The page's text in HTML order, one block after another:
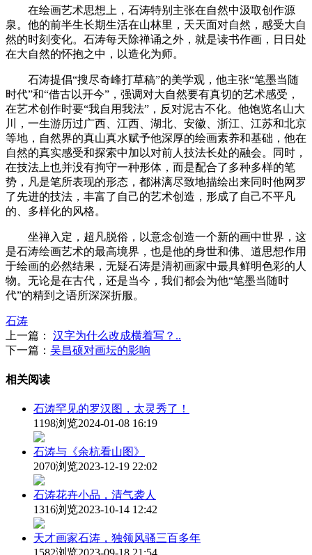
在绘画艺术思想上，石涛特别主张在自然中汲取创作源
泉。他的前半生长期生活在山林里，天天面对自然，感受大自
然的时刻变化。石涛每天除禅诵之外，就是读书作画，日日处
在大自然的怀抱之中，以造化为师。
石涛提倡“搜尽奇峰打草稿”的美学观，他主张“笔墨当随
时代”和“借古以开今”，强调对大自然要有真切的艺术感受，
在艺术创作时要“我自用我法”，反对泥古不化。他饱览名山大
川，一生游历过广西、江西、湖北、安徽、浙江、江苏和北京
等地，自然界的真山真水赋予他深厚的绘画素养和基础，他在
自然的真实感受和探索中加以对前人技法长处的融会。同时，
在技法上也并没有拘守一种形体，而是配合了多种多样的笔
势，凡是笔所表现的形态，都淋漓尽致地描绘出来同时他网罗
了先进的技法，丰富了自己的艺术创造，形成了自己不平凡
的、多样化的风格。
坐禅入定，超凡脱俗，以意念创造一个新的画中世界，这
是石涛绘画艺术的最高境界，也是他的身世和佛、道思想作用
于绘画的必然结果，无疑石涛是清初画家中最具鲜明色彩的人
物。无论是在古代，还是当今，我们都会为他“笔墨当随时
代”的精到之语所深深折服。
石涛
上一篇：
汉字为什么改成横着写？..
下一篇： 吴昌硕对画坛的影响
相关阅读
石涛罕见的罗汉图，太灵秀了！
1198浏览2024-01-08 16:19
石涛与《余杭看山图》
2070浏览2023-12-19 22:02
石涛花卉小品，清气袭人
1316浏览2023-10-14 12:42
天才画家石涛，独领风骚三百多年